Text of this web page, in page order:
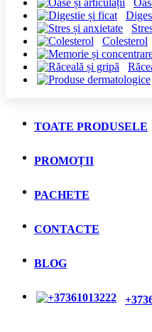
Colesterol
TOATE PRODUSELE
PROMOȚII
PACHETE
CONTACTE
BLOG